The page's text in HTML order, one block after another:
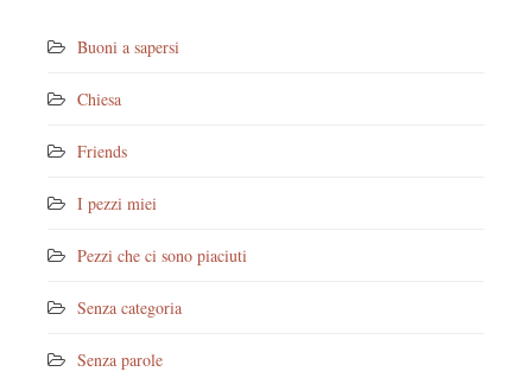
Buoni a sapersi
Chiesa
Friends
I pezzi miei
Pezzi che ci sono piaciuti
Senza categoria
Senza parole